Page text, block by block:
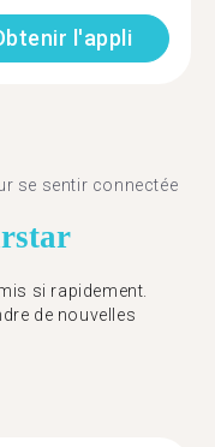
l'appli
se sentir connectée
star
si rapidement.
de nouvelles